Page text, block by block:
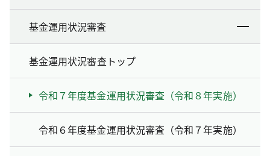
基金運用状況審査
基金運用状況審査トップ
令和７年度基金運用状況審査（令和８年実施）
令和６年度基金運用状況審査（令和７年実施）